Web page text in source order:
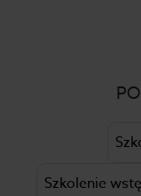
Szkolenie